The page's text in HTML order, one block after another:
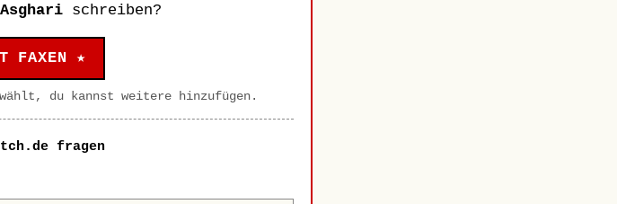
schreiben?
FAXEN ★
du kannst weitere hinzufügen.
fragen